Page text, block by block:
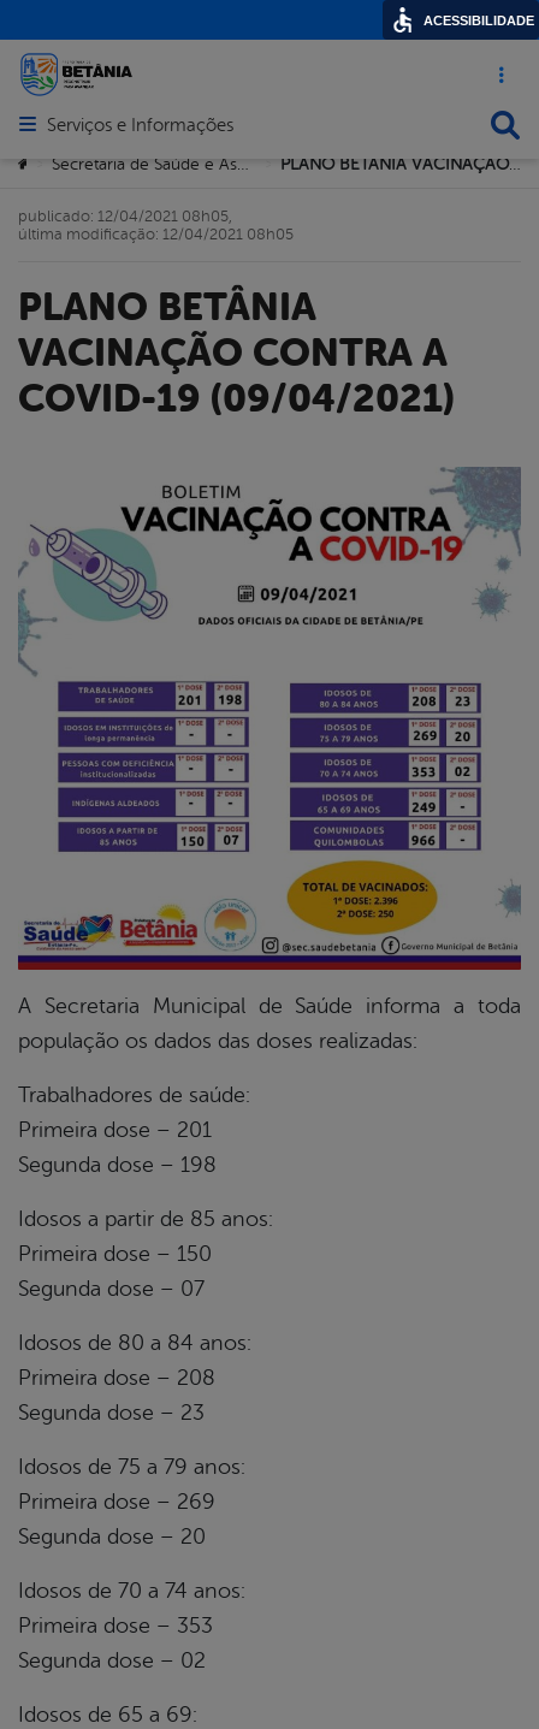
Acesso
Abrir menu principal de navegação
Serviços e Informações
Você está aqui:
> Secretaria de Saúde e Assistência Comunitária > PLANO BETÂNIA VACINAÇÃO CONTRA A COVID-19 (09/04/2021)
PLANO BETÂNIA
VACINAÇÃO CONTRA A
COVID-19 (09/04/2021)
publicado: 12/04/2021 08h05,
última modificação: 12/04/2021 08h05
A Secretaria Municipal de Saúde informa a toda
população os dados das doses realizadas:
Trabalhadores de saúde:
Primeira dose – 201
Segunda dose – 198
Idosos a partir de 85 anos:
Primeira dose – 150
Segunda dose – 07
Idosos de 80 a 84 anos:
Primeira dose – 208
Segunda dose – 23
Idosos de 75 a 79 anos:
Primeira dose – 269
Segunda dose – 20
Idosos de 70 a 74 anos:
Primeira dose – 353
Segunda dose – 02
Idosos de 65 a 69:
ACESSIBILIDADE